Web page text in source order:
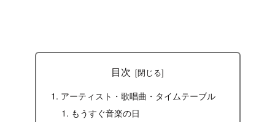
目次
アーティスト・歌唱曲・タイムテーブル
もうすぐ音楽の日